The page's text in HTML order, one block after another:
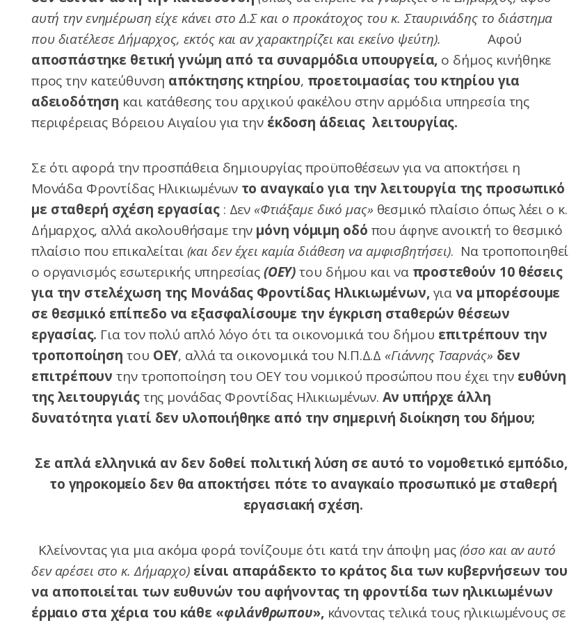
αυτή την ενημέρωση είχε κάνει στο Δ.Σ και ο προκάτοχος του κ. Σταυρινάδης το διάστημα
που διατέλεσε Δήμαρχος, εκτός και αν χαρακτηρίζει και εκείνο ψεύτη). Αφού
αποσπάστηκε θετική γνώμη από τα συναρμόδια υπουργεία, ο δήμος κινήθηκε
προς την κατεύθυνση απόκτησης κτηρίου, προετοιμασίας του κτηρίου για
αδειοδότηση και κατάθεσης του αρχικού φακέλου στην αρμόδια υπηρεσία της
περιφέρειας Βόρειου Αιγαίου για την έκδοση άδειας λειτουργίας.
Σε ότι αφορά την προσπάθεια δημιουργίας προϋποθέσεων για να αποκτήσει η
Μονάδα Φροντίδας Ηλικιωμένωντο αναγκαίο για την λειτουργία της προσωπικό
με σταθερή σχέση εργασίας : Δεν «Φτιάξαμε δικό μας» θεσμικό πλαίσιο όπως λέει ο κ.
Δήμαρχος, αλλά ακολουθήσαμε την μόνη νόμιμη οδό που άφηνε ανοικτή το θεσμικό
πλαίσιο που επικαλείται(και δεν έχει καμία διάθεση να αμφισβητήσει). Να τροποποιηθεί
ο οργανισμός εσωτερικής υπηρεσίας(ΟΕΥ)του δήμου και να προστεθούν 10 θέσεις
για την στελέχωση της Μονάδας Φροντίδας Ηλικιωμένων,γιανα μπορέσουμε
σε θεσμικό επίπεδο να εξασφαλίσουμε την έγκριση σταθερών θέσεων
εργασίας. Για τον πολύ απλό λόγο ότι τα οικονομικά του δήμου επιτρέπουν την
τροποποίησητου ΟΕΥ, αλλά τα οικονομικά του Ν.Π.Δ.Δ «Γιάννης Τσαρνάς» δεν
επιτρέπουντην τροποποίηση του ΟΕΥ του νομικού προσώπου που έχει τηνευθύνη
της λειτουργιάςτης μονάδας Φροντίδας Ηλικιωμένων. Αν υπήρχε άλλη
δυνατότητα γιατί δεν υλοποιήθηκε από την σημερινή διοίκηση του δήμου;
Σε απλά ελληνικά αν δεν δοθεί πολιτική λύση σε αυτό το νομοθετικό εμπόδιο,
το γηροκομείο δεν θα αποκτήσει πότε το αναγκαίο προσωπικό με σταθερή
εργασιακή σχέση.
Κλείνοντας για μια ακόμα φορά τονίζουμε ότι κατά την άποψη μας(όσο και αν αυτό
δεν αρέσει στο κ. Δήμαρχο) είναι απαράδεκτο το κράτος δια των κυβερνήσεων του
να αποποιείται των ευθυνών του αφήνοντας τη φροντίδα των ηλικιωμένων
έρμαιο στα χέρια του κάθε «φιλάνθρωπου»,κάνοντας τελικά τους ηλικιωμένους σε